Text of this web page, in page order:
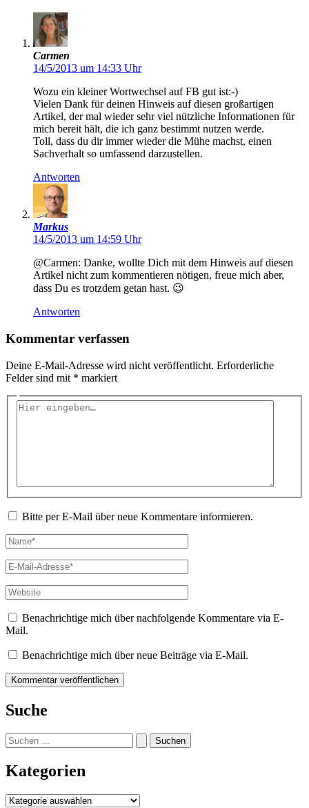
Carmen
14/5/2013 um 14:33 Uhr
Wozu ein kleiner Wortwechsel auf FB gut ist:-)
Vielen Dank für deinen Hinweis auf diesen großartigen
Artikel, der mal wieder sehr viel nützliche Informationen für
mich bereit hält, die ich ganz bestimmt nutzen werde.
Toll, dass du dir immer wieder die Mühe machst, einen
Sachverhalt so umfassend darzustellen.
Antworten
Markus
14/5/2013 um 14:59 Uhr
@Carmen: Danke, wollte Dich mit dem Hinweis auf diesen
Artikel nicht zum kommentieren nötigen, freue mich aber,
dass Du es trotzdem getan hast. 😉
Antworten
Kommentar verfassen
Deine E-Mail-Adresse wird nicht veröffentlicht. Erforderliche
Felder sind mit * markiert
Hier
Bitte per E-Mail über neue Kommentare informieren.
Name*
E-
Mail-
Adresse*
Website
Benachrichtige mich über nachfolgende Kommentare via E-
Mail.
Benachrichtige mich über neue Beiträge via E-Mail.
Suche
Suchen
nach:
Kategorien
Kategorien